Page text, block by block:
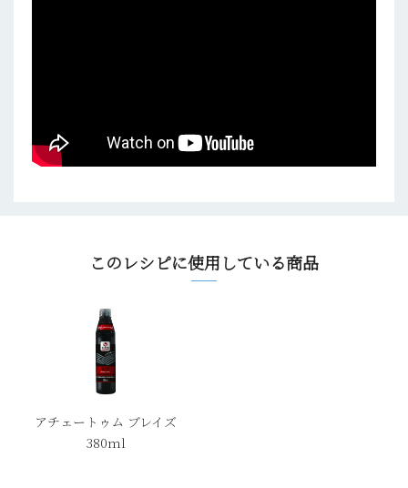
このレシピに使用している商品
アチェートゥム ブレイズ
380ml